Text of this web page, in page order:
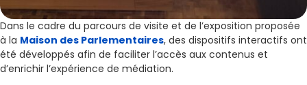
Dans le cadre du parcours de visite et de l’exposition proposée
à la Maison des Parlementaires, des dispositifs interactifs ont
été développés afin de faciliter l’accès aux contenus et
d’enrichir l’expérience de médiation.